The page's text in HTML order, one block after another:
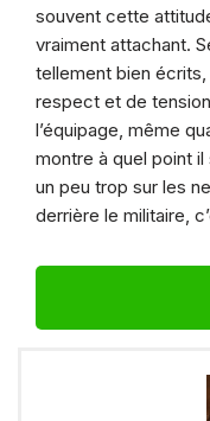
souvent cette
vraiment attachant.
tellement bien
respect et de
l’équipage, même
montre à quel point
un peu trop sur les
derrière le militaire,